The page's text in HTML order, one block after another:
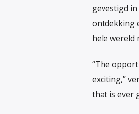
gevestigd
ontdekking
hele wereld
“The
exciting,”
that is ever